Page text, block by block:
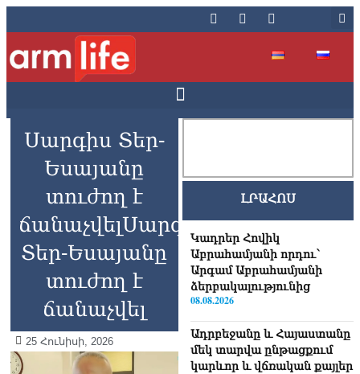
Սարգիս Տեր-
Եսայանը
տուժող է
ճանաչվելՍարգիս
Տեր-Եսայանը
տուժող է
ճանաչվել
25 Հունիսի, 2026
ԼՐԱՀՈՍ
Կադրեր Հովիկ
Աբրահամյանի որդու՝
Արգամ Աբրահամյանի
ձերբակալությունից
08.08.2026
Ադրբեջանը և Հայաստանը
մեկ տարվա ընթացքում
կարևոր և վճռական քայլեր